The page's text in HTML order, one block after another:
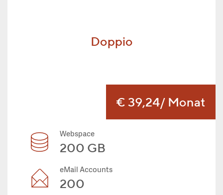
Doppio
€ 39,24/ Monat
Webspace
200 GB
eMail Accounts
200